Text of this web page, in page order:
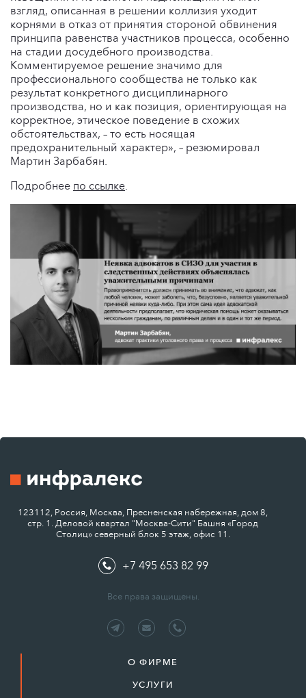
взгляд, описанная в решении коллизия уходит
корнями в отказ от принятия стороной обвинения
принципа равенства участников процесса, особенно
на стадии досудебного производства.
Комментируемое решение значимо для
профессионального сообщества не только как
результат конкретного дисциплинарного
производства, но и как позиция, ориентирующая на
корректное, этическое поведение в схожих
обстоятельствах, – то есть носящая
предохранительный характер», – резюмировал
Мартин Зарбабян.
Подробнее по ссылке.
123112, Россия, Москва, Пресненская набережная, дом 8,
стр. 1. Деловой квартал "Москва-Сити" Башня «Город
Столиц» северный блок 5 этаж, офис 11.
+7 495 653 82 99
Все права защищены.
О ФИРМЕ
УСЛУГИ